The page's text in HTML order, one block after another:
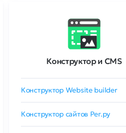
Конструктор и CMS
Конструктор Website builder
Конструктор сайтов Рег.ру